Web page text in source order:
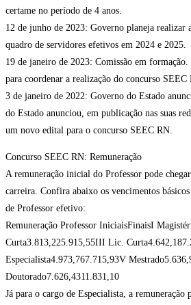
certame no período de 4 anos.
12 de junho de 2023: Governo planeja realizar
quadro de servidores efetivos em 2024 e 2025.
19 de janeiro de 2023: Comissão em
para coordenar a realização do concurso SEEC
3 de janeiro de 2022: Governo do Estado
do Estado anunciou, em publicação nas suas
um novo edital para o concurso SEEC RN.
Concurso SEEC RN: Remuneração
A remuneração inicial do Professor pode
carreira. Confira abaixo os vencimentos
de Professor efetivo:
Remuneração Professor IniciaisFinaisI
Curta3.813,225.915,55III Lic.
Especialista4.973,767.715,93V
Doutorado7.626,4311.831,10
Já para o cargo de Especialista, a remuneração